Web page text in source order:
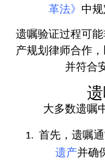
革法》 中
遗嘱验证过程可
产规划律师合作
并符合
大多数遗嘱
首先，遗嘱
遗产并确